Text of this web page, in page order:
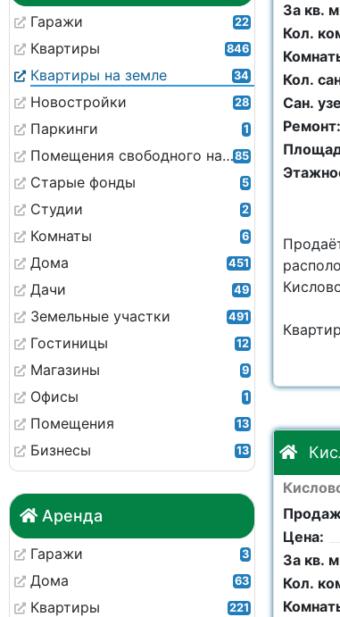
Гаражи 22
Квартиры 846
Квартиры на земле 34
Новостройки 28
Паркинги 1
Помещения свободного назначения85
Старые фонды 5
Студии 2
Комнаты 6
Дома 451
Дачи 49
Земельные участки 491
Гостиницы 12
Магазины 9
Офисы 1
Помещения 13
Бизнесы 13
Аренда
Гаражи 3
Дома 63
Квартиры 221
За кв.
Кол.
Кол.
Сан.
Ремонт:
Цена:
За кв.
Кол.